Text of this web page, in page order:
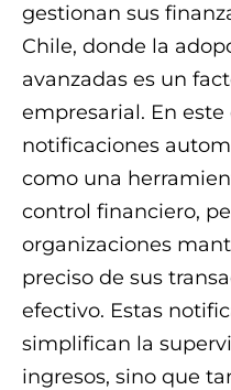
gestionan sus
Chile, donde la
avanzadas es un
empresarial. En
notificaciones
como una
control financiero,
organizaciones
preciso de sus
efectivo. Estas
simplifican la
ingresos, sino que